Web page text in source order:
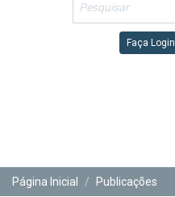
Faça Login
Página Inicial
Publicações